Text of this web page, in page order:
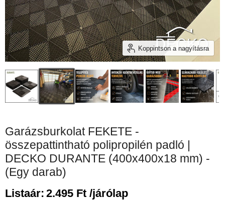
Koppintson a nagyításra
Garázsburkolat FEKETE -
összepattintható polipropilén padló |
DECKO DURANTE (400x400x18 mm) -
(Egy darab)
Listaár: 2.495 Ft /járólap